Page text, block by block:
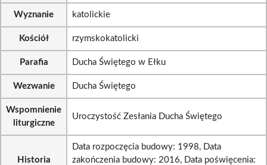
Wyznanie katolickie
Kościół rzymskokatolicki
Parafia Ducha Świętego w Ełku
Wezwanie Ducha Świętego
Wspomnienie
liturgiczne
Uroczystość Zesłania Ducha Świętego
Historia
Data rozpoczęcia budowy: 1998, Data
zakończenia budowy: 2016, Data poświęcenia: